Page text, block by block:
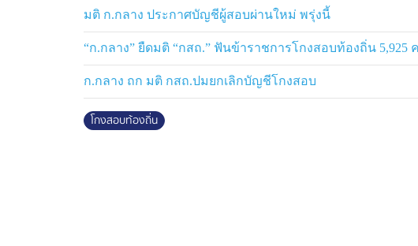
โดยเมื่อช่วงเช้าที่ผ่านมา นายกรัฐมนตรี เพิ่งได้คุยโทรศั
ผบ.ตร. จะเป็นหัวหน้าชุดดำเนินการสืบสวนสอบสวนผู้กร
หน่วยกำลังแข่งกันทำงาน ไม่มีทางวิ่ง ไม่มีทางประนีประ
สามารถก้าวก่าย หรือก้าวล่วง ป.ป.ช. หรือคณะกรรมกา
เป็นไปตามกลไกของกฎหมาย
.
มติ ก.กลาง ประกาศบัญชีผู้สอบผ่านใหม่ พรุ่งนี้
“ก.กลาง” ยืดมติ “กสถ.” ฟันข้าราชการโกงสอบท้องถิ่น 5,925
ก.กลาง ถก มติ กสถ.ปมยกเลิกบัญชีโกงสอบ
โกงสอบท้องถิ่น